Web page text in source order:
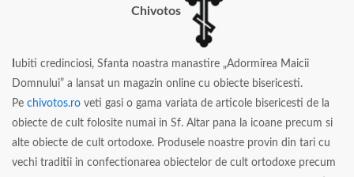
Chivotos
ubiti credinciosi, Sfanta noastra manastire „Adormirea Maicii
Domnului” a lansat un magazin online cu obiecte bisericesti.
Pe chivotos.ro veti gasi o gama variata de articole bisericesti de la
obiecte de cult folosite numai in Sf. Altar pana la icoane precum si
alte obiecte de cult ortodoxe. Produsele noastre provin din tari cu
vechi traditii in confectionarea obiectelor de cult ortodoxe precum